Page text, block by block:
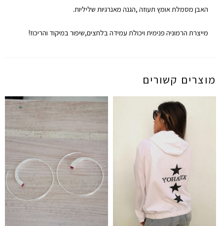
האבן מסמלת אומץ תעוזה ,הגנה מאנרגיות שליליות.
מייצרת הרמוניה פנימית ויכולת עמידה בלחצים,שיפור במיקוד והריכוז!
מוצרים קשורים